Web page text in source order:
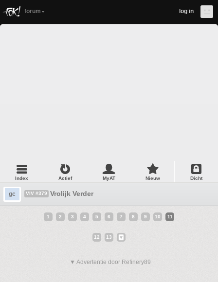
forum log in
Index Actief MyAT Nieuw Dicht
gc VIV #379 Vrolijk Verder
1 2 3 4 5 6 7 8 9 10 11
12 13
▼ Advertentie door Refinery89